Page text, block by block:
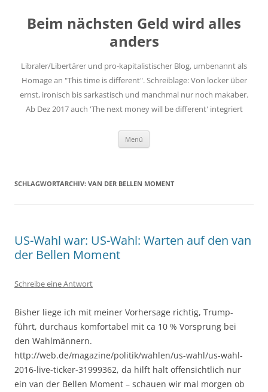
springen
Beim nächsten Geld wird alles
anders
Libraler/Libertärer und pro-kapitalistischer Blog, umbenannt als
Homage an "This time is different". Schreiblage: Von locker über
ernst, ironisch bis sarkastisch und manchmal nur noch makaber.
Ab Dez 2017 auch 'The next money will be different' integriert
Menü
SCHLAGWORTARCHIV: VAN DER BELLEN MOMENT
US-Wahl war: US-Wahl: Warten auf den van
der Bellen Moment
Schreibe eine Antwort
Bisher liege ich mit meiner Vorhersage richtig, Trump-
führt, durchaus komfortabel mit ca 10 % Vorsprung bei
den Wahlmännern.
http://web.de/magazine/politik/wahlen/us-wahl/us-wahl-
2016-live-ticker-31999362, da hilft halt offensichtlich nur
ein van der Bellen Moment – schauen wir mal morgen ob